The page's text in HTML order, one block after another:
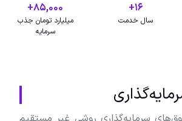
+۱۶
سال خدمت
+۸۵,۰۰۰
میلیارد تومان جذب
سرمایه